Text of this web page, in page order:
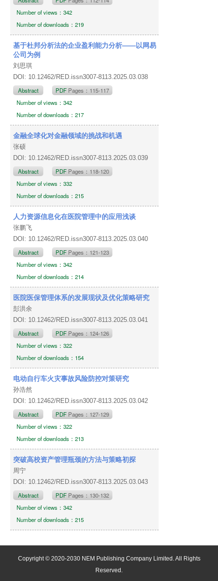
Number of views：342
Number of downloads：219
基于杜邦分析法的企业盈利能力分析——以网易
公司为例
刘思琪
DOI: 10.12462/RED.issn3007-8113.2025.03.038
Abstract PDF Pages：115-117
Number of views：342
Number of downloads：217
金融全球化对金融领域的挑战和机遇
张硕
DOI: 10.12462/RED.issn3007-8113.2025.03.039
Abstract PDF Pages：118-120
Number of views：332
Number of downloads：215
人力资源信息化在医院管理中的应用浅谈
张鹏飞
DOI: 10.12462/RED.issn3007-8113.2025.03.040
Abstract PDF Pages：121-123
Number of views：342
Number of downloads：214
医院医保管理体系的发展现状及优化策略研究
彭洪余
DOI: 10.12462/RED.issn3007-8113.2025.03.041
Abstract PDF Pages：124-126
Number of views：322
Number of downloads：154
电动自行车火灾事故风险防控对策研究
孙浩然
DOI: 10.12462/RED.issn3007-8113.2025.03.042
Abstract PDF Pages：127-129
Number of views：322
Number of downloads：213
突破高校资产管理瓶颈的方法与策略初探
周宁
DOI: 10.12462/RED.issn3007-8113.2025.03.043
Abstract PDF Pages：130-132
Number of views：342
Number of downloads：215
Copyright © 2020-2030 NEM Publishing Company Limited. All Rights
Reserved.